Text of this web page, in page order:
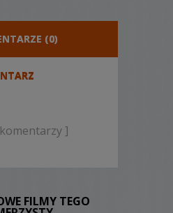
(0)
]
FILMY TEGO